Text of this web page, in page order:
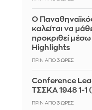
Ο
καλείται να
προκριθεί μέσω
Highlights
ΠΡΙΝ ΑΠΌ 3 ΏΡΕΣ
Conference
ΤΣΣΚΑ 1948 1-1
ΠΡΙΝ ΑΠΌ 3 ΏΡΕΣ